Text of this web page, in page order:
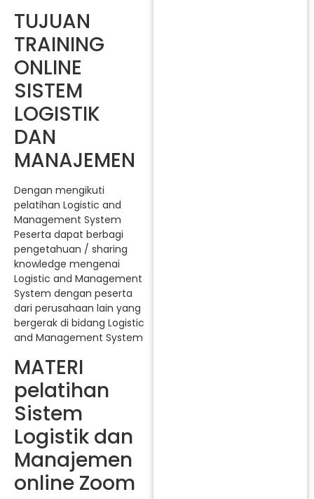
TUJUAN
TRAINING
ONLINE
SISTEM
LOGISTIK
DAN
MANAJEMEN
Dengan mengikuti
pelatihan Logistic and
Management System
Peserta dapat berbagi
pengetahuan / sharing
knowledge mengenai
Logistic and Management
System dengan peserta
dari perusahaan lain yang
bergerak di bidang Logistic
and Management System
MATERI
pelatihan
Sistem
Logistik dan
Manajemen
online Zoom